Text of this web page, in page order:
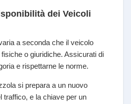
dei Veicoli
a seconda che il veicolo
o giuridiche. Assicurati di
e rispettarne le norme.
si prepara a un nuovo
traffico, e la chiave per un